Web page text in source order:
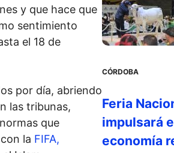
y que hace que
sentimiento
el 18 de
por día, abriendo
las tribunas,
que
la FIFA,
CÓRDOBA
Feria
impulsará
economía